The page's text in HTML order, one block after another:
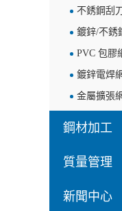
不銹鋼刮
鍍鋅/不銹
PVC 包膠
鍍鋅電焊
金屬擴張
鋼材加工
質量管理
新聞中心